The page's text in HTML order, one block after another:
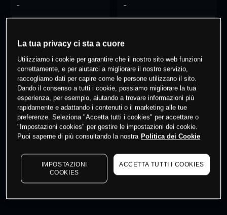
- -
0 % dei clienti hanno posizioni
questo prodotto
Fai trading
I prezzi sono solo indicativi. Accediper vedere gli ultimi
dati di mercato
to see latest market data
La tua privacy ci sta a cuore
Utilizziamo i cookie per garantire che il nostro sito web funzioni
correttamente, e per aiutarci a migliorare il nostro servizio,
raccogliamo dati per capire come le persone utilizzano il sito.
Dando il consenso a tutti i cookie, possiamo migliorare la tua
esperienza, per esempio, aiutando a trovare informazioni più
rapidamente e adattando i contenuti o il marketing alle tue
preferenze. Seleziona "Accetta tutti i cookies" per accettare o
"Impostazioni cookies" per gestire le impostazioni dei cookie.
Puoi saperne di più consultando la nostra Politica dei Cookie
IMPOSTAZIONI
COOKIES
ACCETTA TUTTI I COOKIES